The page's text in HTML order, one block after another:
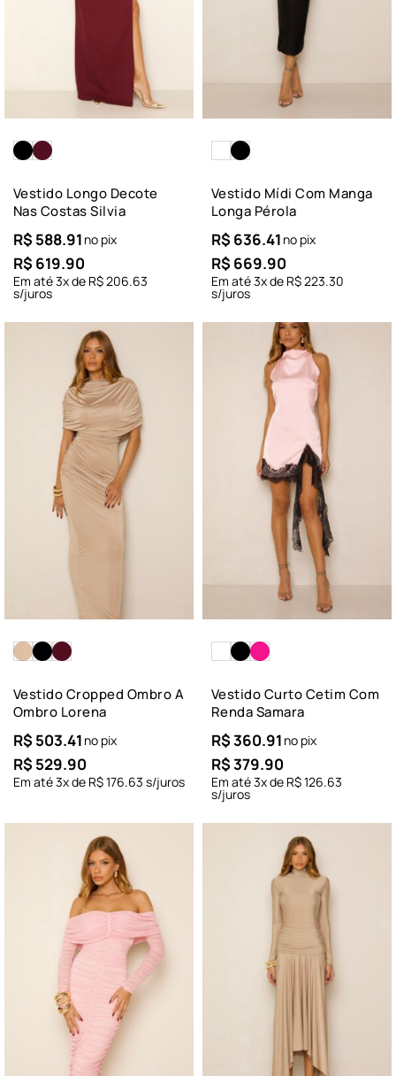
Vestido Longo Decote
Nas Costas Silvia
R$ 588.91 no pix
R$ 619.90
Em até3x de R$206.63
s/juros
Vestido Mídi Com Manga
Longa Pérola
R$ 636.41 no pix
R$ 669.90
Em até3x de R$223.30
s/juros
Vestido Cropped Ombro A
Ombro Lorena
R$ 503.41 no pix
R$ 529.90
Em até3x de R$176.63 s/juros
Vestido Curto Cetim Com
Renda Samara
R$360.91 no pix
R$379.90
Em até3x de R$126.63
s/juros